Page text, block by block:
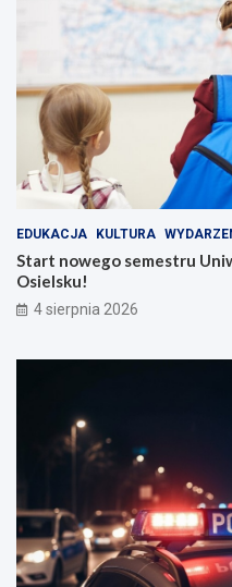
EDUKACJA KULTURA
Start nowego semestru
Osielsku!
4 sierpnia 2026